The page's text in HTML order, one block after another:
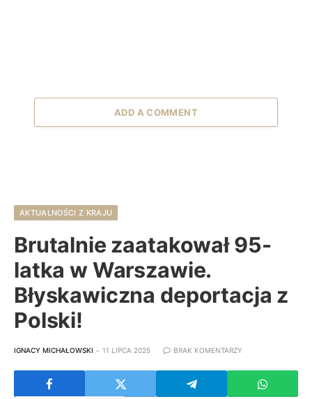
ADD A COMMENT
AKTUALNOŚCI Z KRAJU
Brutalnie zaatakował 95-
latka w Warszawie.
Błyskawiczna deportacja z
Polski!
IGNACY MICHAŁOWSKI 11 LIPCA 2025 BRAK KOMENTARZY